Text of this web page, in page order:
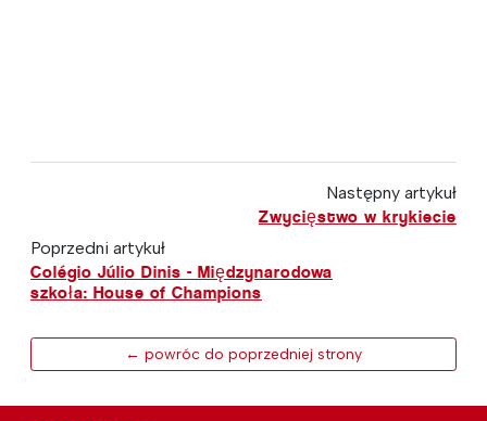
Następny artykuł
Zwycięstwo w krykiecie
Poprzedni artykuł
Colégio Júlio Dinis - Międzynarodowa
szkoła: House of Champions
← powróc do poprzedniej strony